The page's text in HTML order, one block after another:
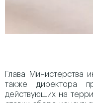
Глава Министерства
также директора
действующих на